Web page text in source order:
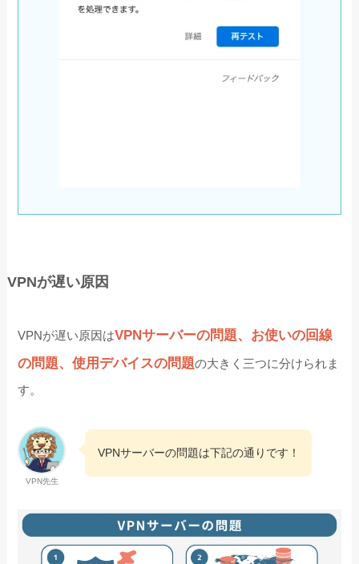
VPNが遅い原因
VPNが遅い原因はVPNサーバーの問題、お使いの回線
の問題、使用デバイスの問題の大きく三つに分けられま
す。
VPN先生
VPNサーバーの問題は下記の通りです！